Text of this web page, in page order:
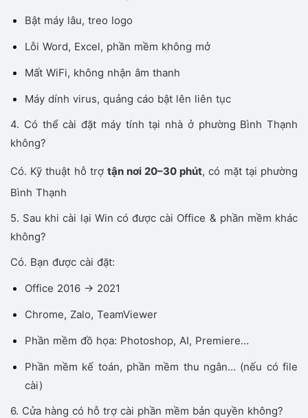
Bật máy lâu, treo logo
Lỗi Word, Excel, phần mềm không mở
Mất WiFi, không nhận âm thanh
Máy dính virus, quảng cáo bật lên liên tục
4. Có thể cài đặt máy tính tại nhà ở phường Bình Thạnh
không?
Có. Kỹ thuật hỗ trợtận nơi 20–30 phút, có mặt tại phường
Bình Thạnh
5. Sau khi cài lại Win có được cài Office & phần mềm khác
không?
Có. Bạn được cài đặt:
Office 2016 → 2021
Chrome, Zalo, TeamViewer
Phần mềm đồ họa: Photoshop, AI, Premiere…
Phần mềm kế toán, phần mềm thu ngân… (nếu có file
cài)
6. Cửa hàng có hỗ trợ cài phần mềm bản quyền không?